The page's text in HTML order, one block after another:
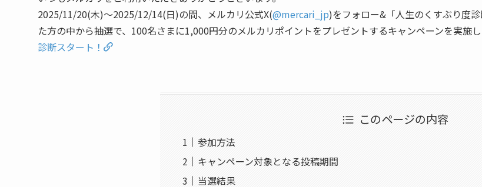
2025/11/20(木)〜2025/12/14(日)の間、メルカリ公式X(@mercari_jp)をフォロー&「人生のくすぶり度
た方の中から抽選で、100名さまに1,000円分のメルカリポイントをプレゼントするキャンペーンを実施し
診断スタート！
このページの内容
参加方法
キャンペーン対象となる投稿期間
当選結果